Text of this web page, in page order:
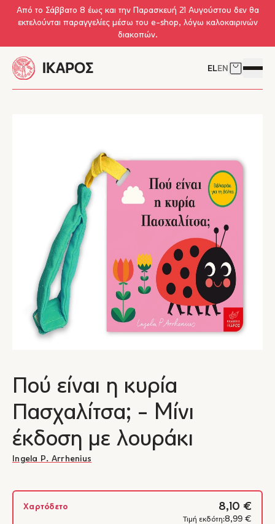
Skip to main content
Από το Σάββατο 8 έως και την Παρασκευή 21 Αυγούστου δεν θα
εκτελούνται παραγγελίες μέσω του e-shop, λόγω καλοκαιρινών
διακοπών.
ELEN Δείτε το
Πού είναι η κυρία
Πασχαλίτσα; - Mίνι
έκδοση με λουράκι
Ingela P. Arrhenius
Χαρτόδετο 8,10 €
Τιμή εκδότη:8,99 €